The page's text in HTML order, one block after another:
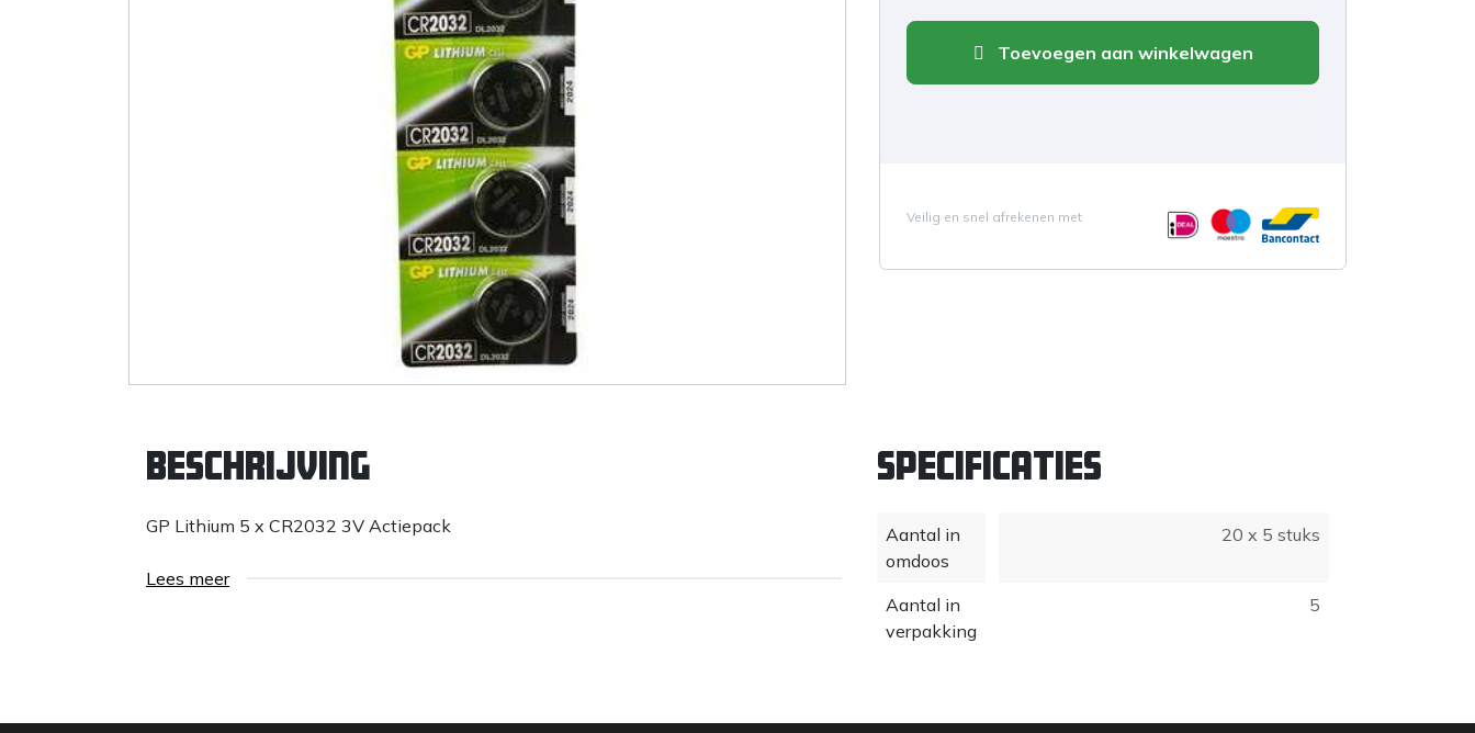
Toevoegen aan winkelwagen
Veilig en snel afrekenen met
Beschrijving
GP Lithium 5 x CR2032 3V Actiepack
Lees meer
Specificaties
Aantal in
omdoos
20 x 5 stuks
Aantal in
verpakking
5